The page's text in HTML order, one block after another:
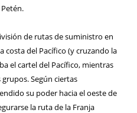
de rutas de suministro en
costa del Pacífico (y cruzando la
el cartel del Pacífico, mientras
Según ciertas
su poder hacia el oeste de
la ruta de la Franja